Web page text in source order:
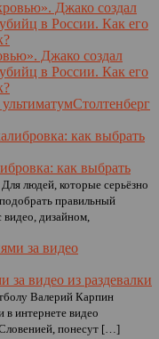
Джако создал
в России. Как его
Столтенберг
как выбрать
Для людей, которые серьёзно
правильный
видео, дизайном,
видео из раздевалки
Валерий Карпин
в интернете видео
понесут […]